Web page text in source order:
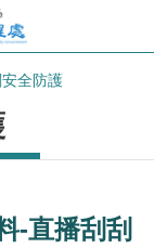
全防護
-直播刮刮